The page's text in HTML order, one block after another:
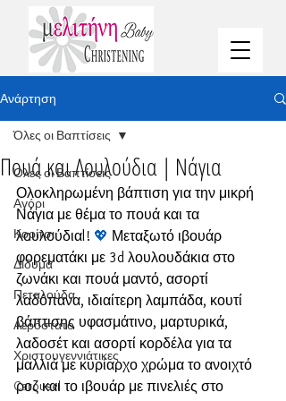
Ανάρτηση
Όλες οι Βαπτίσεις
Αγόρι
Κορίτσι
Δίδυμα
Πεταλούδα
Αερόστατο
Χριστουγεννιάτικες
Carousel
Όλες οι Βαπτίσεις
Πουά και Λουλούδια | Νάγια
Ολοκληρωμένη βάπτιση για την μικρή
Νάγια με θέμα το πουά και τα
λουλούδιαl! 💖 Μεταξωτό ιβουάρ
φορεματάκι με 3d λουλουδάκια στο
ζωνάκι και πουά μαντό, ασορτί
λαδόπανα, ιδιαίτερη λαμπάδα, κουτί
βάπτισης υφασμάτινο, μαρτυρικά,
λαδοσέτ και ασορτί κορδέλα για τα
μαλλιά με κυρίαρχο χρώμα το ανοιχτό
ροζ και το ιβουάρ με πινελιές στο